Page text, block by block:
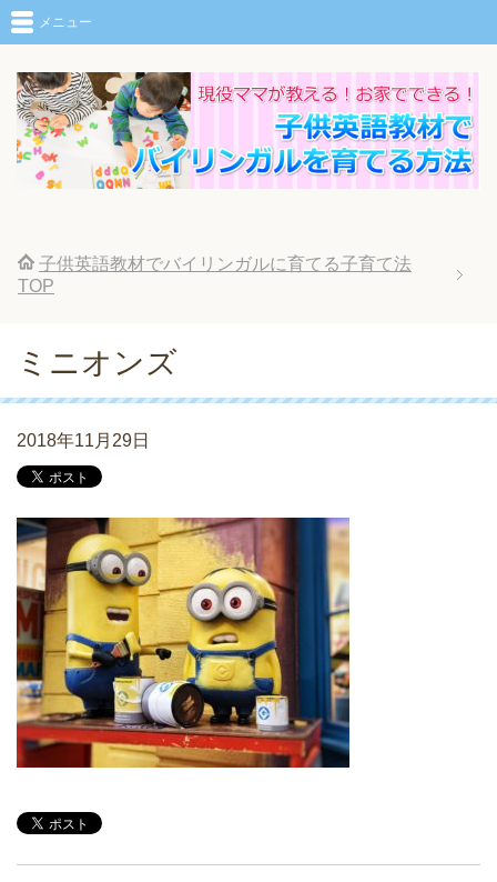
メニュー
子供英語教材でバイリンガルに育てる子育て法
TOP
ミニオンズ
2018年11月29日